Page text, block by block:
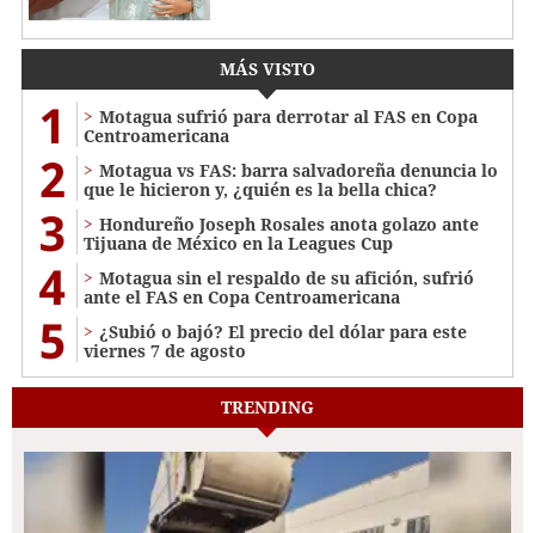
MÁS VISTO
1
Motagua sufrió para derrotar al FAS en Copa
Centroamericana
2
Motagua vs FAS: barra salvadoreña denuncia lo
que le hicieron y, ¿quién es la bella chica?
3
Hondureño Joseph Rosales anota golazo ante
Tijuana de México en la Leagues Cup
4
Motagua sin el respaldo de su afición, sufrió
ante el FAS en Copa Centroamericana
5
¿Subió o bajó? El precio del dólar para este
viernes 7 de agosto
TRENDING